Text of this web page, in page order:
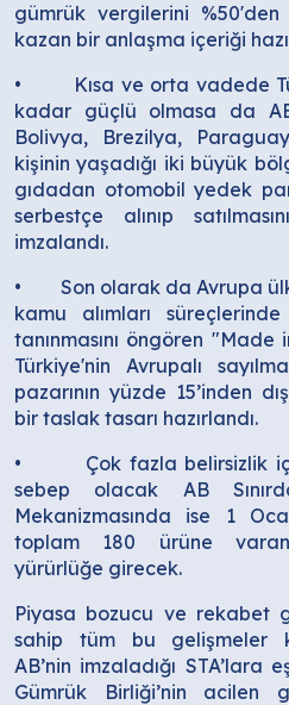
gümrük vergilerini
kazan bir anlaşma içeriği
• Kısa ve orta vadede
kadar güçlü olmasa da
Bolivya, Brezilya,
kişinin yaşadığı iki büyük
gıdadan otomobil yedek
serbestçe alınıp
imzalandı.
• Son olarak da Avrupa
kamu alımları
tanınmasını öngören
Türkiye'nin Avrupalı
pazarının yüzde 15’inden
bir taslak tasarı hazırlandı.
• Çok fazla belirsizlik
sebep olacak AB
Mekanizmasında ise 1
toplam 180 ürüne
yürürlüğe girecek.
Piyasa bozucu ve rekabet
sahip tüm bu gelişmeler
AB’nin imzaladığı STA’lara
Gümrük Birliği’nin acilen